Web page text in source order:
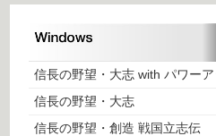
信長の野望・大志 with パワーア
信長の野望・大志
信長の野望・創造 戦国立志伝